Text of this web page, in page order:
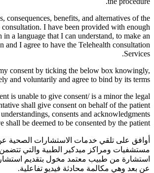
consequences, benefits, and alternatives of the
consultation. I have been provided with enough
in a language that I can understand, to make an
and I agree to have the Telehealth consultation
Services.
consent by ticking the below box knowingly,
and voluntarily and agree to bind by its terms.
is unable to give consent/ is a minor the legal
shall give consent on behalf of the patient
consents and acknowledgments
shall be deemed to be consented by the patient.
أوافق على تلقي خدمات الاستشارات الصحية
مستشفيات ومراكز ميدكير الطبية والتي
استشارة من طبيب معتمد مخول بتقديم
عن بعد وهي مكالمة محادثة فيديو تفاعلية.